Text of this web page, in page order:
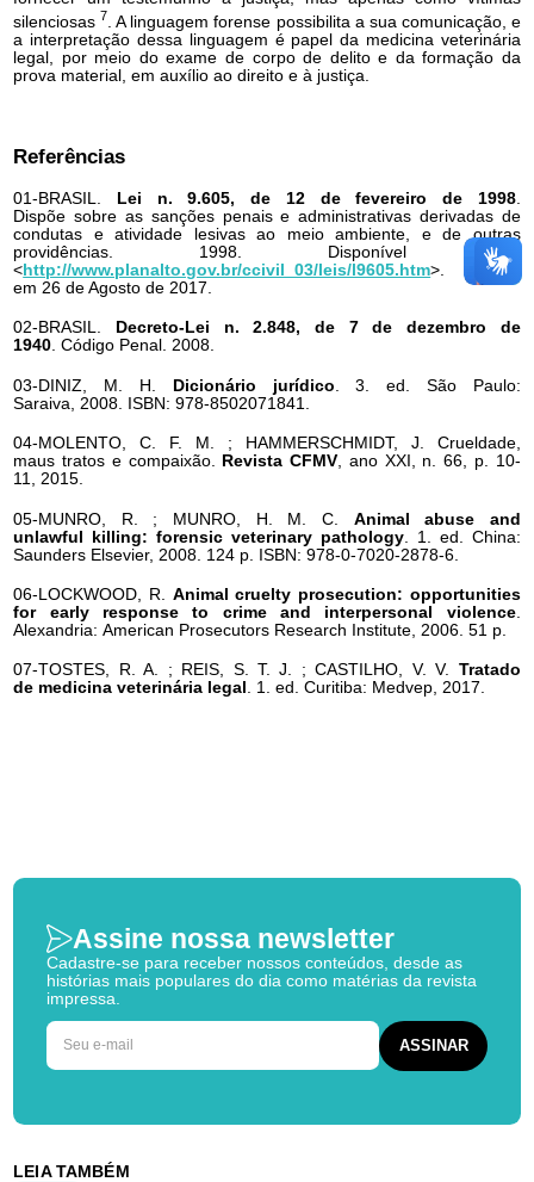
silenciosas 7 . A linguagem forense possibilita a sua comunicação, e
a interpretação dessa linguagem é papel da medicina veterinária
legal, por meio do exame de corpo de delito e da formação da
prova material, em auxílio ao direito e à justiça.
Referências
01-BRASIL. Lei n. 9.605, de 12 de fevereiro de 1998.
Dispõe sobre as sanções penais e administrativas derivadas de
condutas e atividade lesivas ao meio ambiente, e de outras
providências. 1998. Disponível em:
< http://www.planalto.gov.br/ccivil_03/leis/l9605.htm>. Acesso
em 26 de Agosto de 2017.
02-BRASIL.
Decreto-Lei n. 2.848, de 7 de dezembro de
1940. Código Penal. 2008.
03-DINIZ, M. H. Dicionário jurídico . 3. ed. São Paulo:
Saraiva, 2008. ISBN: 978-8502071841.
04-MOLENTO, C. F. M. ; HAMMERSCHMIDT, J. Crueldade,
maus tratos e compaixão. Revista CFMV, ano XXI, n. 66, p. 10-
11, 2015.
05-MUNRO, R. ; MUNRO, H. M. C. Animal abuse and
unlawful killing: forensic veterinary pathology. 1. ed. China:
Saunders Elsevier, 2008. 124 p. ISBN: 978-0-7020-2878-6.
06-LOCKWOOD, R. Animal cruelty prosecution: opportunities
for early response to crime and interpersonal violence.
Alexandria: American Prosecutors Research Institute, 2006. 51 p.
07-TOSTES, R. A. ; REIS, S. T. J. ; CASTILHO, V. V. Tratado
de medicina veterinária legal . 1. ed. Curitiba: Medvep, 2017.
Assine nossa newsletter
Cadastre-se para receber nossos conteúdos, desde as
histórias mais populares do dia como matérias da revista
impressa.
LEIA TAMBÉM